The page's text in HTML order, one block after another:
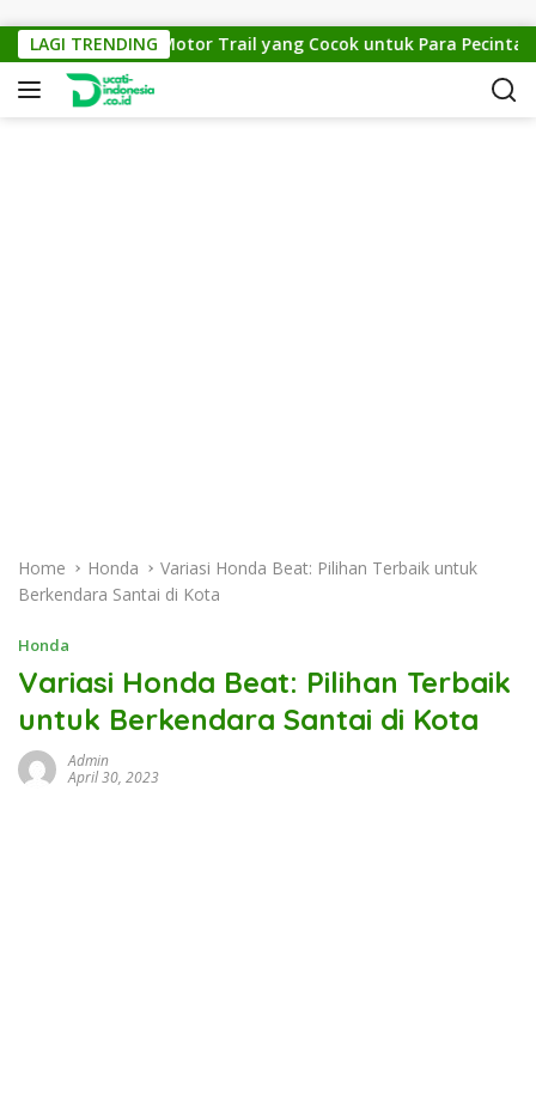
LAGI TRENDING
Cross 150: Motor Trail yang Cocok untuk Para Pecinta Off-
Home Honda
Variasi Honda Beat: Pilihan Terbaik untuk
Berkendara Santai di Kota
Honda
Variasi Honda Beat: Pilihan Terbaik
untuk Berkendara Santai di Kota
Admin
April 30, 2023